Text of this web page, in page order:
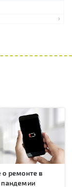
о ремонте в
пандемии